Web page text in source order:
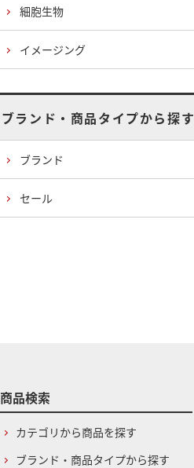
細胞生物
イメージング
ブランド・商品タイプから探す
ブランド
セール
商品検索
カテゴリから商品を探す
ブランド・商品タイプから探す